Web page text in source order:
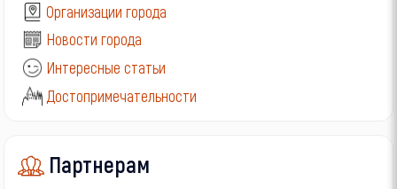
Организации города
Новости города
Интересные статьи
Достопримечательности
Партнерам